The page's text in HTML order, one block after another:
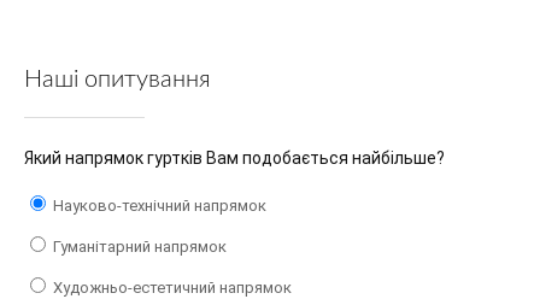
Наші опитування
Який напрямок гуртків Вам подобається найбільше?
Науково-технічний напрямок
Гуманітарний напрямок
Художньо-естетичний напрямок